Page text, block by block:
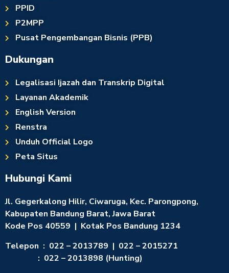
PPID
P2MPP
Pusat Pengembangan Bisnis (PPB)
Dukungan
Legalisasi Ijazah dan Transkrip Digital
Layanan Akademik
English Version
Renstra
Unduh Official Logo
Peta Situs
Hubungi Kami
Jl. Gegerkalong Hilir, Ciwaruga, Kec. Parongpong,
Kabupaten Bandung Barat, Jawa Barat
Kode Pos 40559 | Kotak Pos Bandung 1234
Telepon : 022 – 2013789 | 022 – 2015271
: 022 – 2013898 (Hunting)